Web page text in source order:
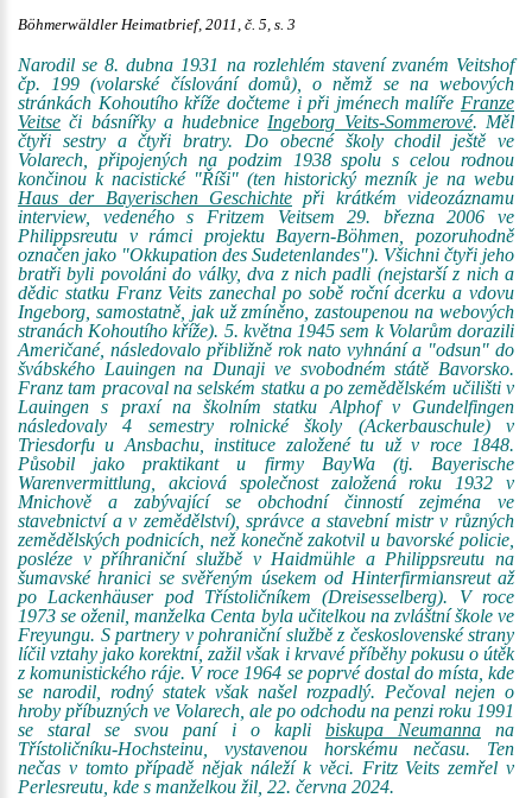
Böhmerwäldler Heimatbrief, 2011, č. 5, s. 3
Narodil se 8. dubna 1931 na rozlehlém stavení zvaném Veitshof
čp. 199 (volarské číslování domů), o němž se na webových
stránkách Kohoutího kříže dočteme i při jménech malíře Franze
Veitse či básnířky a hudebnice Ingeborg Veits-Sommerové. Měl
čtyři sestry a čtyři bratry. Do obecné školy chodil ještě ve
Volarech, připojených na podzim 1938 spolu s celou rodnou
končinou k nacistické "Říši" (ten historický mezník je na webu
Haus der Bayerischen Geschichte při krátkém videozáznamu
interview, vedeného s Fritzem Veitsem 29. března 2006 ve
Philippsreutu v rámci projektu Bayern-Böhmen, pozoruhodně
označen jako "Okkupation des Sudetenlandes"). Všichni čtyři jeho
bratři byli povoláni do války, dva z nich padli (nejstarší z nich a
dědic statku Franz Veits zanechal po sobě roční dcerku a vdovu
Ingeborg, samostatně, jak už zmíněno, zastoupenou na webových
stranách Kohoutího kříže). 5. května 1945 sem k Volarům dorazili
Američané, následovalo přibližně rok nato vyhnání a "odsun" do
švábského Lauingen na Dunaji ve svobodném státě Bavorsko.
Franz tam pracoval na selském statku a po zemědělském učilišti v
Lauingen s praxí na školním statku Alphof v Gundelfingen
následovaly 4 semestry rolnické školy (Ackerbauschule) v
Triesdorfu u Ansbachu, instituce založené tu už v roce 1848.
Působil jako praktikant u firmy BayWa (tj. Bayerische
Warenvermittlung, akciová společnost založená roku 1932 v
Mnichově a zabývající se obchodní činností zejména ve
stavebnictví a v zemědělství), správce a stavební mistr v různých
zemědělských podnicích, než konečně zakotvil u bavorské policie,
posléze v příhraniční službě v Haidmühle a Philippsreutu na
šumavské hranici se svěřeným úsekem od Hinterfirmiansreut až
po Lackenhäuser pod Třístoličníkem (Dreisesselberg). V roce
1973 se oženil, manželka Centa byla učitelkou na zvláštní škole ve
Freyungu. S partnery v pohraniční službě z československé strany
líčil vztahy jako korektní, zažil však i krvavé příběhy pokusu o útěk
z komunistického ráje. V roce 1964 se poprvé dostal do místa, kde
se narodil, rodný statek však našel rozpadlý. Pečoval nejen o
hroby příbuzných ve Volarech, ale po odchodu na penzi roku 1991
se staral se svou paní i o kapli biskupa Neumannana
Třístoličníku-Hochsteinu, vystavenou horskému nečasu. Ten
nečas v tomto případě nějak náleží k věci. Fritz Veits zemřel v
Perlesreutu, kde s manželkou žil, 22. června 2024.